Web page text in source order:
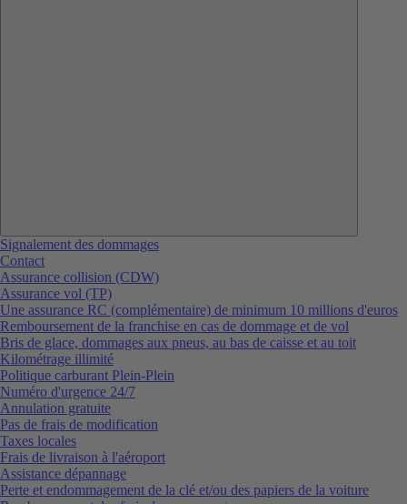
Signalement des dommages
Contact
Assurance collision (CDW)
Assurance vol (TP)
Une assurance RC (complémentaire) de minimum 10 millions d'euros
Remboursement de la franchise en cas de dommage et de vol
Bris de glace, dommages aux pneus, au bas de caisse et au toit
Kilométrage illimité
Politique carburant Plein-Plein
Numéro d'urgence 24/7
Annulation gratuite
Pas de frais de modification
Taxes locales
Frais de livraison à l'aéroport
Assistance dépannage
Perte et endommagement de la clé et/ou des papiers de la voiture